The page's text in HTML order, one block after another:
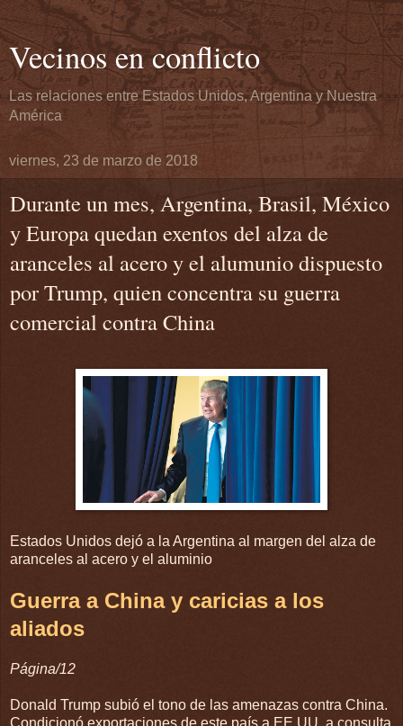
Vecinos en conflicto
Las relaciones entre Estados Unidos, Argentina y Nuestra
América
viernes, 23 de marzo de 2018
Durante un mes, Argentina, Brasil, México
y Europa quedan exentos del alza de
aranceles al acero y el alumunio dispuesto
por Trump, quien concentra su guerra
comercial contra China
Estados Unidos dejó a la Argentina al margen del alza de
aranceles al acero y el aluminio
Guerra a China y caricias a los
aliados
Página/12
Donald Trump subió el tono de las amenazas contra China.
Condicionó exportaciones de este país a EE.UU. a consulta